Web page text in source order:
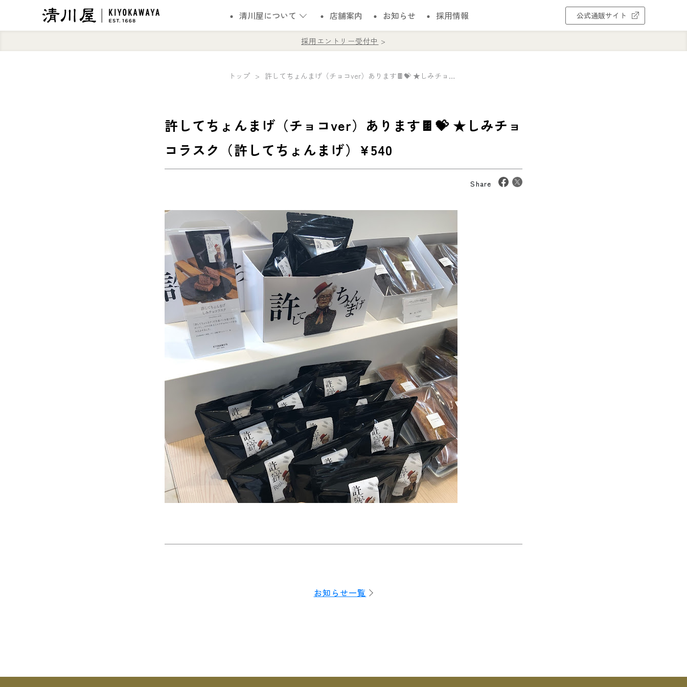
清川屋について 店舗案内 お知らせ 採用情報 公式通販サイト
採用エントリー受付中
トップ 許してちょんまげ（チョコver）あります🍫💝 ★しみチョコラスク（許してちょんまげ）¥540
許してちょんまげ（チョコver）あります🍫💝 ★しみチョ
コラスク（許してちょんまげ）¥540
Share
お知らせ一覧